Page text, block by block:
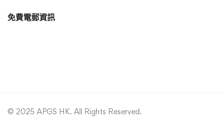
免費電郵資訊
© 2025 APGS HK. All Rights Reserved.